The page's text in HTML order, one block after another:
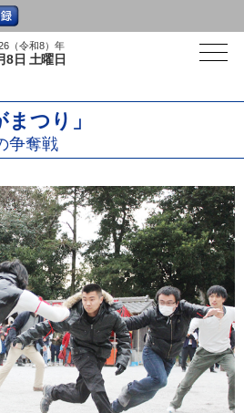
（令和8）年
8日 土曜日
つり」
争奪戦